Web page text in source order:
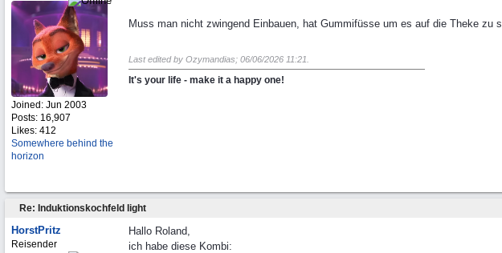
Joined: Jun 2003
Posts: 16,907
Likes: 412
Somewhere behind the
horizon
Muss man nicht zwingend Einbauen, hat Gummifüsse um es auf die Theke zu
Last edited by Ozymandias; 06/06/2026 11:21
It's your life - make it a happy one!
Re: Induktionskochfeld light
HorstPritz
Reisender
Hallo Roland,
ich habe diese Kombi: